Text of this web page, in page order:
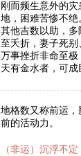
刚而频生意外的
地，困难苦惨不
其他吉数以助，
至夭折，妻子死
万事挫折非命至
天有金水者，可成
地格数又称前运，
前的活动力。
（非运）沉浮不